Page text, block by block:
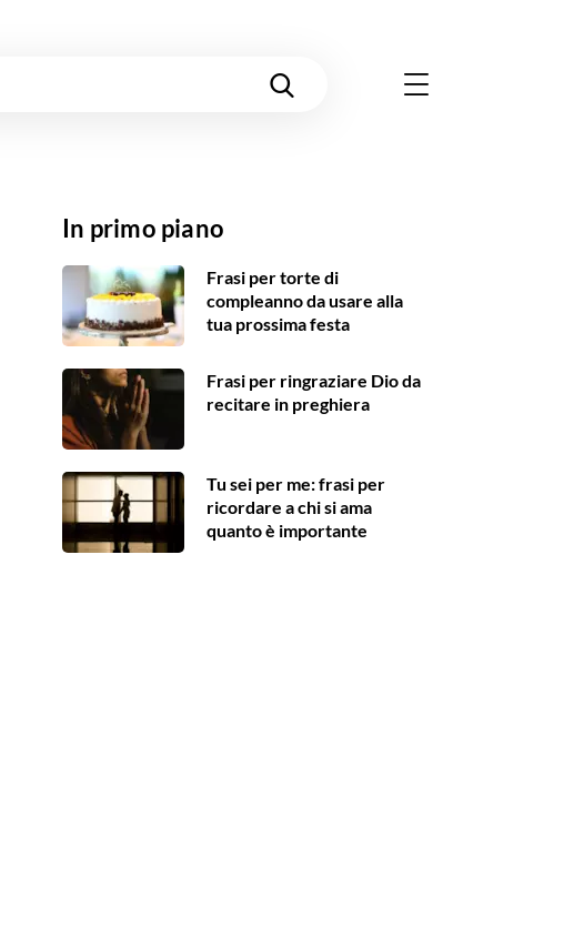
In primo piano
Frasi per torte di
compleanno da usare alla
tua prossima festa
Frasi per ringraziare Dio da
recitare in preghiera
Tu sei per me: frasi per
ricordare a chi si ama
quanto è importante